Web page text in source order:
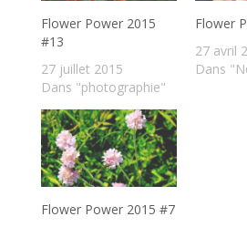
Flower Power 2015
#13
27 juillet 2015
Dans "photographie"
Flower
27 avril
Dans
Flower Power 2015 #7